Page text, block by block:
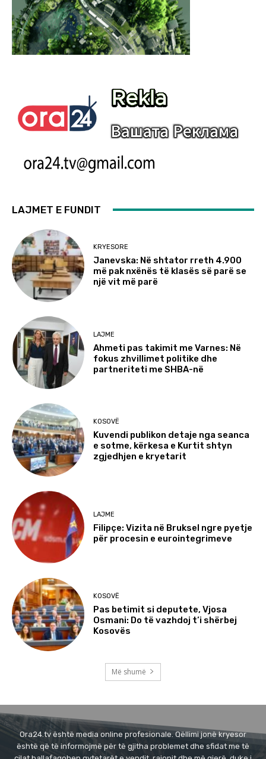
LAJMET E FUNDIT
KRYESORE
Janevska: Në shtator rreth 4.900
më pak nxënës të klasës së parë se
një vit më parë
LAJME
Ahmeti pas takimit me Varnes: Në
fokus zhvillimet politike dhe
partneriteti me SHBA-në
KOSOVË
Kuvendi publikon detaje nga seanca
e sotme, kërkesa e Kurtit shtyn
zgjedhjen e kryetarit
LAJME
Filipçe: Vizita në Bruksel ngre pyetje
për procesin e eurointegrimeve
KOSOVË
Pas betimit si deputete, Vjosa
Osmani: Do të vazhdoj t’i shërbej
Kosovës
Më shumë
Ora24.tv është media online profesionale. Qëllimi jonë kryesor
është që të informojmë për të gjitha problemet dhe sfidat me të